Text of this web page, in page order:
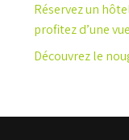
Réservez un
profitez d’une
Découvrez le